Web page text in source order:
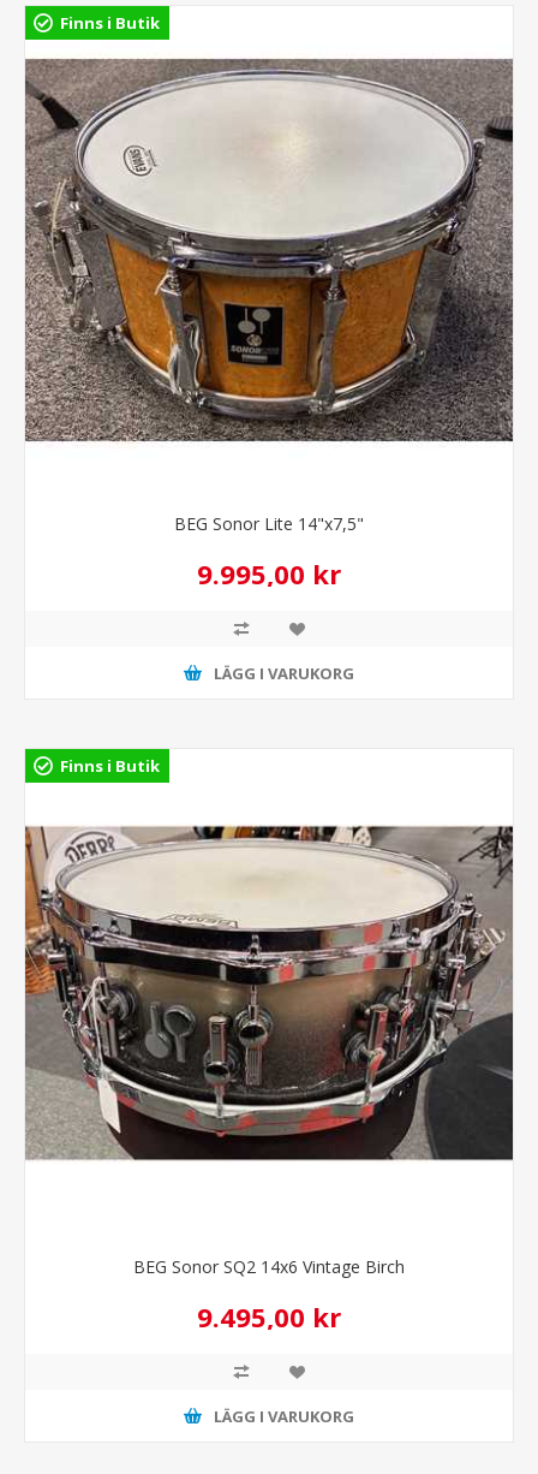
Finns i Butik
BEG Sonor Lite 14"x7,5"
9.995,00 kr
LÄGG I VARUKORG
Finns i Butik
BEG Sonor SQ2 14x6 Vintage Birch
9.495,00 kr
LÄGG I VARUKORG